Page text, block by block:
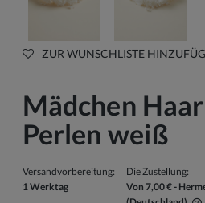
ZUR WUNSCHLISTE
Mädchen
Perlen weiß
Versandvorbereitung:
1 Werktag
Die Zustellung:
Von 7,00 €-